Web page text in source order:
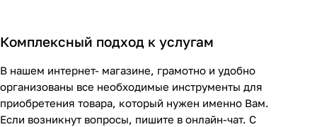
Комплексный подход к услугам
В нашем интернет- магазине, грамотно и удобно
организованы все необходимые инструменты для
приобретения товара, который нужен именно Вам.
Если возникнут вопросы, пишите в онлайн-чат. С